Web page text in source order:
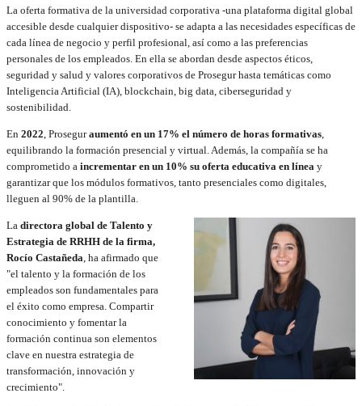
La oferta formativa de la universidad corporativa -una plataforma digital global
accesible desde cualquier dispositivo- se adapta a las necesidades específicas de
cada línea de negocio y perfil profesional, así como a las preferencias
personales de los empleados. En ella se abordan desde aspectos éticos,
seguridad y salud y valores corporativos de Prosegur hasta temáticas como
Inteligencia Artificial (IA), blockchain, big data, ciberseguridad y
sostenibilidad.
En 2022, Proseguraumentó en un 17% el número de horas formativas,
equilibrando la formación presencial y virtual. Además, la compañía se ha
comprometido a incrementar en un 10% su oferta educativa en línea y
garantizar que los módulos formativos, tanto presenciales como digitales,
lleguen al 90% de la plantilla.
La directora global de Talento y
Estrategia de RRHH de la firma,
Rocío Castañeda, ha afirmado que
"el talento y la formación de los
empleados son fundamentales para
el éxito como empresa. Compartir
conocimiento y fomentar la
formación continua son elementos
clave en nuestra estrategia de
transformación, innovación y
crecimiento".